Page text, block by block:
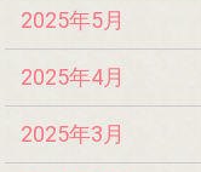
2025年5月
2025年4月
2025年3月